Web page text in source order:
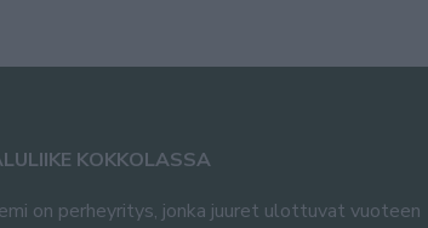
KOKKOLASSA
on perheyritys, jonka juuret ulottuvat vuoteen